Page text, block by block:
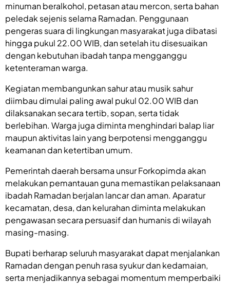
minuman beralkohol, petasan atau mercon, serta bahan
peledak sejenis selama Ramadan. Penggunaan
pengeras suara di lingkungan masyarakat juga dibatasi
hingga pukul 22.00 WIB, dan setelah itu disesuaikan
dengan kebutuhan ibadah tanpa mengganggu
ketenteraman warga.
Kegiatan membangunkan sahur atau musik sahur
diimbau dimulai paling awal pukul 02.00 WIB dan
dilaksanakan secara tertib, sopan, serta tidak
berlebihan. Warga juga diminta menghindari balap liar
maupun aktivitas lain yang berpotensi mengganggu
keamanan dan ketertiban umum.
Pemerintah daerah bersama unsur Forkopimda akan
melakukan pemantauan guna memastikan pelaksanaan
ibadah Ramadan berjalan lancar dan aman. Aparatur
kecamatan, desa, dan kelurahan diminta melakukan
pengawasan secara persuasif dan humanis di wilayah
masing-masing.
Bupati berharap seluruh masyarakat dapat menjalankan
Ramadan dengan penuh rasa syukur dan kedamaian,
serta menjadikannya sebagai momentum memperbaiki